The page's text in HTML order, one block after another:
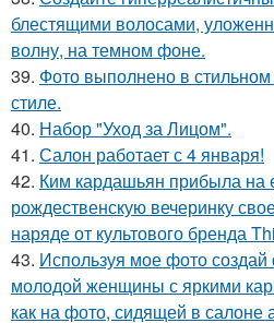
блестящими волосами,
волну, на темном фоне.
39. Фото выполнено в
стиле.
40. Набор "Уход за Лицом".
41. Салон работает с 4 января!
42. Ким кардашьян прибыла на
рождественскую вечеринку
наряде от культового бренда
43. Используя мое фото
молодой женщины с яркими
как на фото, сидящей в салоне